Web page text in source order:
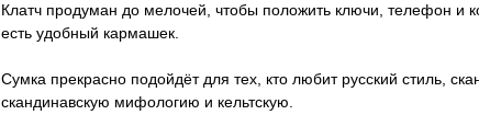
Клатч продуман до мелочей, чтобы положить ключи, телефон и
есть удобный кармашек.
Сумка прекрасно подойдёт для тех, кто любит русский стиль,
скандинавскую мифологию и кельтскую.